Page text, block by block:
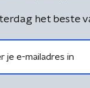
het beste